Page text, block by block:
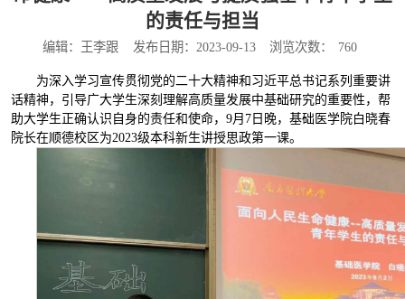
的责任与担当
编辑：王李跟 发布日期：2023-09-13 浏览次数： 760
为深入学习宣传贯彻党的二十大精神和习近平总书记系列重要讲
话精神，引导广大学生深刻理解高质量发展中基础研究的重要性，帮
助大学生正确认识自身的责任和使命，9月7日晚，基础医学院白晓春
院长在顺德校区为2023级本科新生讲授思政第一课。